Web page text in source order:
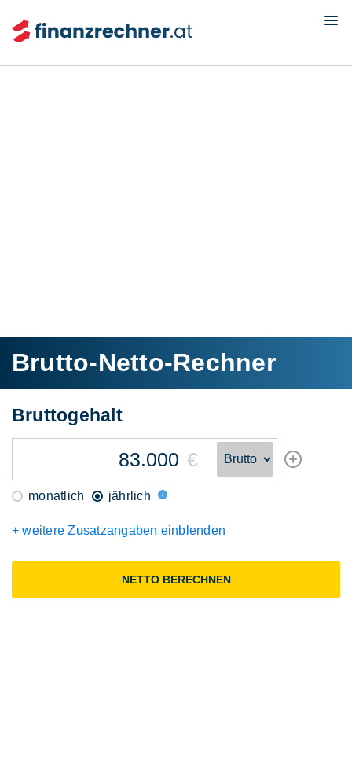
Brutto-Netto-Rechner
Bruttogehalt
€
monatlich jährlich
+ weitere Zusatzangaben einblenden
NETTO BERECHNEN